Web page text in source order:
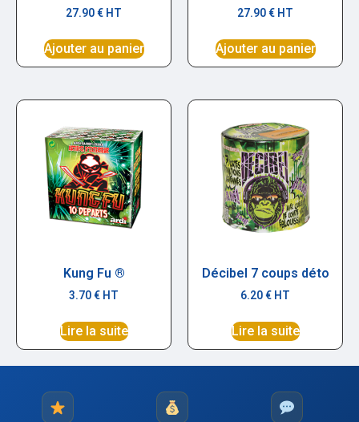
27.90€ HT
Ajouter au panier
27.90€ HT
Ajouter au panier
Kung Fu ®
3.70€ HT
Lire la suite
Décibel 7 coups déto
6.20€ HT
Lire la suite